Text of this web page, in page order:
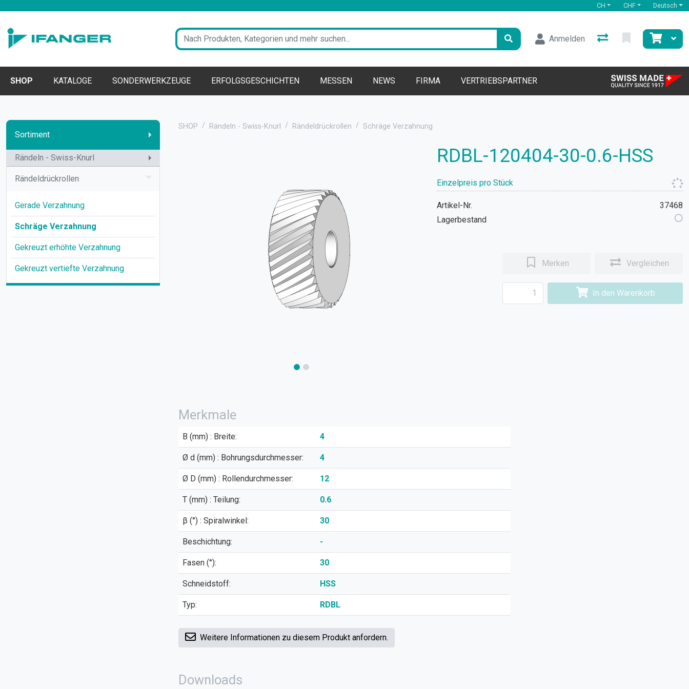
CH CHF Deutsch
Anmelden
SHOP KATALOGE SONDERWERKZEUGE ERFOLGSGESCHICHTEN MESSEN NEWS FIRMA VERTRIEBSPARTNER
Sortiment
Rändeln - Swiss-Knurl
Rändeldrückrollen
Gerade Verzahnung
Schräge Verzahnung
Gekreuzt erhöhte Verzahnung
Gekreuzt vertiefte Verzahnung
SHOP Rändeln - Swiss-Knurl Rändeldrückrollen Schräge Verzahnung
RDBL-120404-30-0.6-HSS
Einzelpreis pro Stück
Artikel-Nr.
37468
Lagerbestand
Merken Vergleichen
In den Warenkorb
Merkmale
B (mm) : Breite: 4
Ø d (mm) : Bohrungsdurchmesser: 4
Ø D (mm) : Rollendurchmesser: 12
T (mm) : Teilung: 0.6
β (°) : Spiralwinkel: 30
Beschichtung: -
Fasen (°): 30
Schneidstoff: HSS
Typ: RDBL
Weitere Informationen zu diesem Produkt anfordern.
Downloads